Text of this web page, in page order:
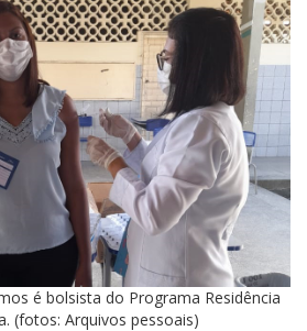
é bolsista do Programa Residência
(fotos: Arquivos pessoais)